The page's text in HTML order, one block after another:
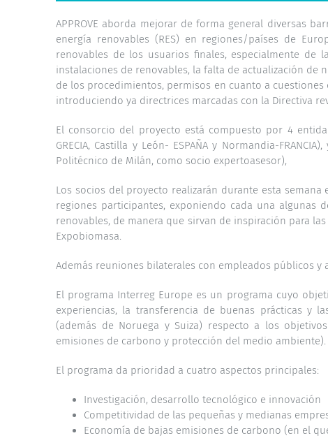
APPROVE aborda mejorar de forma general diversas
energía renovables (RES) en regiones/países de
renovables de los usuarios finales, especialmente de
instalaciones de renovables, la falta de actualización de
de los procedimientos, permisos en cuanto a
introduciendo ya directrices marcadas con la Directiva
El consorcio del proyecto está compuesto por 4
GRECIA, Castilla y León- ESPAÑA y Normandia-
Politécnico de Milán, como socio expertoasesor),
Los socios del proyecto realizarán durante esta
regiones participantes, exponiendo cada una algunas
renovables, de manera que sirvan de inspiración para
Expobiomasa.
Además reuniones bilaterales con empleados públicos
El programa Interreg Europe es un programa cuyo
experiencias, la transferencia de buenas prácticas y
(además de Noruega y Suiza) respecto a los
emisiones de carbono y protección del medio ambiente).
El programa da prioridad a cuatro aspectos principales:
Investigación, desarrollo tecnológico e innovación
Competitividad de las pequeñas y medianas
Economía de bajas emisiones de carbono (en el